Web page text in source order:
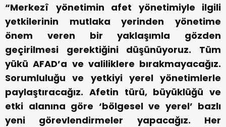
“Merkezî yönetimin afet yönetimiyle ilgili
yetkilerinin mutlaka yerinden yönetime
önem veren bir yaklaşımla gözden
geçirilmesi gerektiğini düşünüyoruz. Tüm
yükü AFAD’a ve valiliklere bırakmayacağız.
Sorumluluğu ve yetkiyi yerel yönetimlerle
paylaştıracağız. Afetin türü, büyüklüğü ve
etki alanına göre ‘bölgesel ve yerel’ bazlı
yeni görevlendirmeler yapacağız. Her